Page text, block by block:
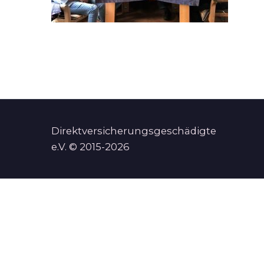
Direktversicherungsgeschädigte
e.V. © 2015-2026